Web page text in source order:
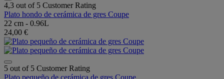
4,3 out of 5 Customer Rating
Plato hondo de cerámica de gres Coupe
22 cm - 0.96L
24,00 €
5 out of 5 Customer Rating
Plato pequeño de cerámica de gres Coupe